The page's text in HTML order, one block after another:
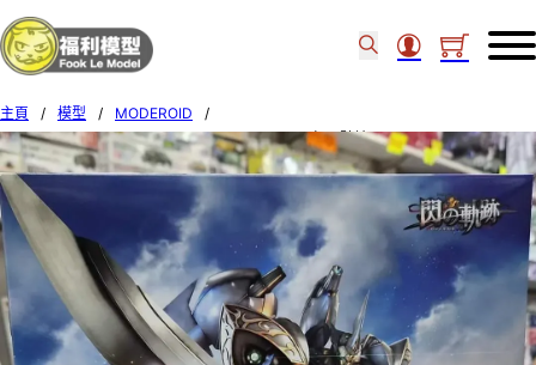
主頁 / 模型 / MODEROID
/
Goodsmile Moderoid Valimar the Ashen Knight 灰の騎神 181274